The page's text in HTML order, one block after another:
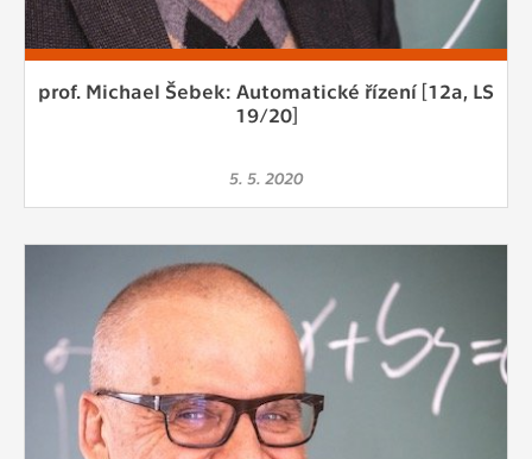
prof. Michael Šebek: Automatické řízení [12a, LS
19/20]
5. 5. 2020